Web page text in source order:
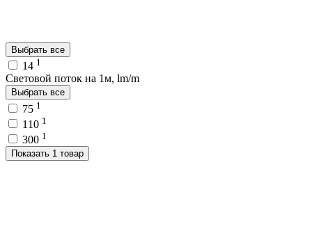
Выбрать все
14 1
Световой поток на 1м, lm/m
Выбрать все
75 1
110 1
300 1
Показать 1 товар